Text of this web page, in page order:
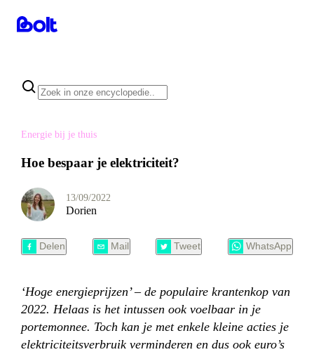
Energie bij je thuis
Hoe bespaar je elektriciteit?
13/09/2022
Dorien
Delen Mail Tweet WhatsApp
‘Hoge energieprijzen’ – de populaire krantenkop van
2022. Helaas is het intussen ook voelbaar in je
portemonnee. Toch kan je met enkele kleine acties je
elektriciteitsverbruik verminderen en dus ook euro’s